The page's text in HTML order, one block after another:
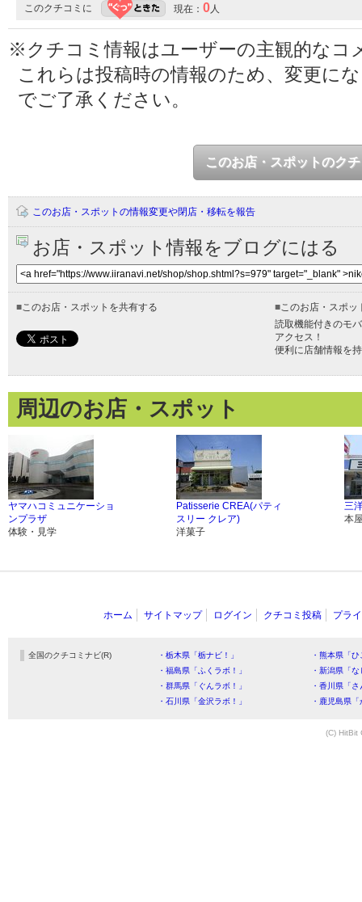
このクチコミに 現在： 0人
※クチコミ情報はユーザーの主観的なコ
これらは投稿時の情報のため、変更に
でご了承ください。
このお店・スポットのク
このお店・スポットの情報変更や閉店・移転を報告
お店・スポット情報をブログにはる
■このお店・スポットを共有する ■このお店・スポッ
読取機能付きのモ
アクセス！
便利に店舗情報を
周辺のお店・スポット
ヤマハコミュニケーショ
ンプラザ
体験・見学
Patisserie CREA(パティ
スリー クレア)
洋菓子
三
本
ホーム サイトマップ ログイン クチコミ投稿 プラ
全国のクチコミナビ(R) ・栃木県「栃ナビ！」
・熊本県「
・福島県「ふくラボ！」
・新潟県「
・群馬県「ぐんラボ！」
・香川県「
・石川県「金沢ラボ！」
・鹿児島県
(C) HitBit